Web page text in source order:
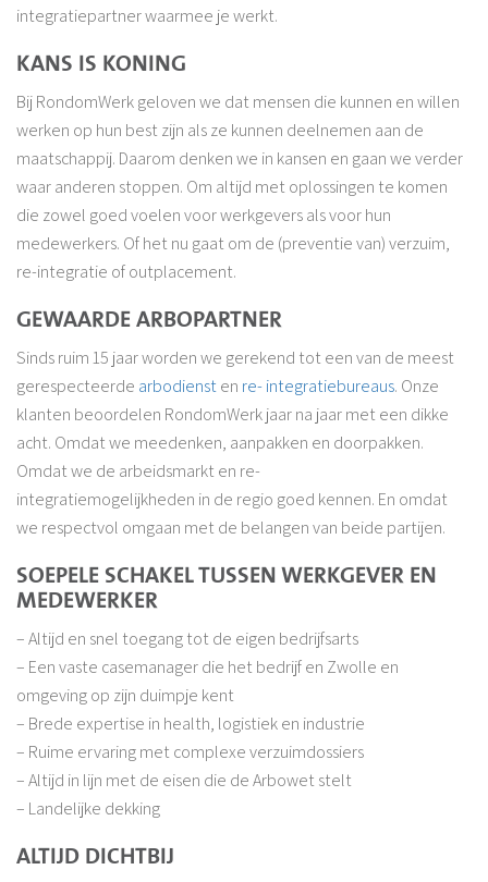
integratiepartner waarmee je werkt.
KANS IS KONING
Bij RondomWerk geloven we dat mensen die kunnen en willen
werken op hun best zijn als ze kunnen deelnemen aan de
maatschappij. Daarom denken we in kansen en gaan we verder
waar anderen stoppen. Om altijd met oplossingen te komen
die zowel goed voelen voor werkgevers als voor hun
medewerkers. Of het nu gaat om de (preventie van) verzuim,
re-integratie of outplacement.
GEWAARDE ARBOPARTNER
Sinds ruim 15 jaar worden we gerekend tot een van de meest
gerespecteerde arbodiensten re- integratiebureaus. Onze
klanten beoordelen RondomWerk jaar na jaar met een dikke
acht. Omdat we meedenken, aanpakken en doorpakken.
Omdat we de arbeidsmarkt en re-
integratiemogelijkheden in de regio goed kennen. En omdat
we respectvol omgaan met de belangen van beide partijen.
SOEPELE SCHAKEL TUSSEN WERKGEVER EN
MEDEWERKER
– Altijd en snel toegang tot de eigen bedrijfsarts
– Een vaste casemanager die het bedrijf en Zwolle en
omgeving op zijn duimpje kent
– Brede expertise in health, logistiek en industrie
– Ruime ervaring met complexe verzuimdossiers
– Altijd in lijn met de eisen die de Arbowet stelt
– Landelijke dekking
ALTIJD DICHTBIJ